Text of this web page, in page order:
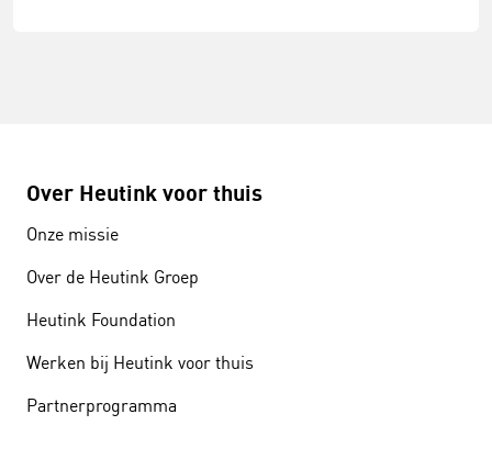
Over Heutink voor thuis
Onze missie
Over de Heutink Groep
Heutink Foundation
Werken bij Heutink voor thuis
Partnerprogramma